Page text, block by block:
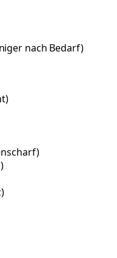
nach Bedarf)
)
)
)
)